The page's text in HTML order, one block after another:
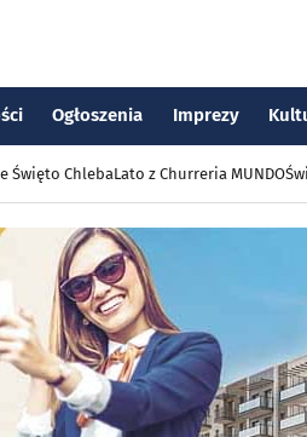
Ogłoszenia Imprezy
Święto ChlebaLato z Churreria MUNDO